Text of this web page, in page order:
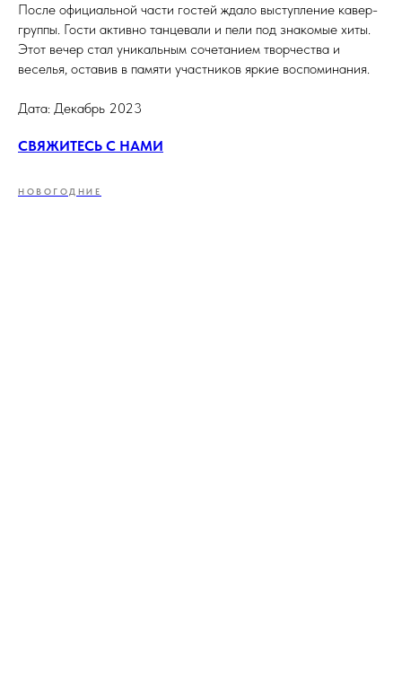
После официальной части гостей ждало выступление кавер-
группы. Гости активно танцевали и пели под знакомые хиты.
Этот вечер стал уникальным сочетанием творчества и
веселья, оставив в памяти участников яркие воспоминания.
Дата: Декабрь 2023
СВЯЖИТЕСЬ С НАМИ
НОВОГОДНИЕ